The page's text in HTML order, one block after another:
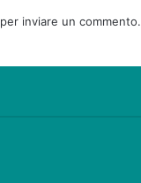
per inviare un commento.